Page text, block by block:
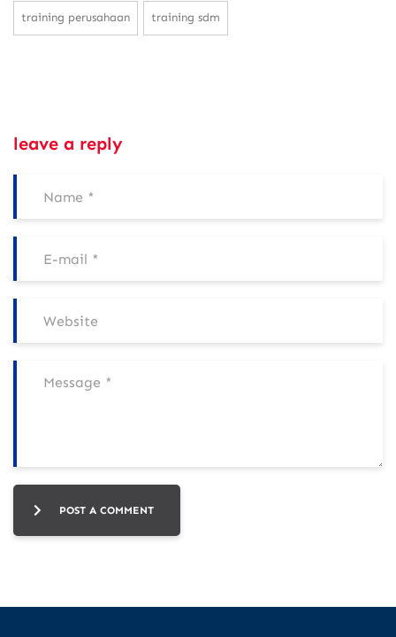
training perusahaan training sdm
leave a reply
POST A COMMENT